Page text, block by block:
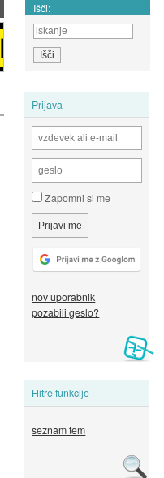
Išči:
Prijava
Zapomni si me
nov uporabnik
pozabili geslo?
Hitre funkcije
seznam tem